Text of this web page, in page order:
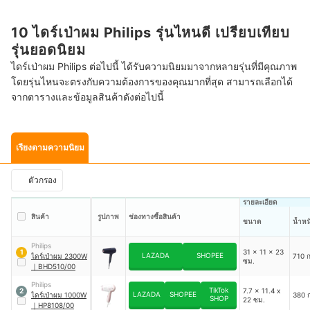
10 ไดร์เป่าผม Philips รุ่นไหนดี เปรียบเทียบ
รุ่นยอดนิยม
ไดร์เป่าผม Philips ต่อไปนี้ ได้รับความนิยมมาจากหลายรุ่นที่มีคุณภาพ
โดยรุ่นไหนจะตรงกับความต้องการของคุณมากที่สุด สามารถเลือกได้
จากตารางและข้อมูลสินค้าดังต่อไปนี้
เรียงตามความนิยม
ตัวกรอง
สินค้า รูปภาพ ช่องทางซื้อสินค้า
รายละเอียด
ขนาด น้ำห
1
Philips
ไดร์เป่าผม 2300W
｜ BHD510/00
LAZADA SHOPEE
31 x 11 x 23
ซม.
710
2
Philips
ไดร์เป่าผม 1000W
｜ HP8108/00
LAZADA SHOPEE
TikTok
SHOP
7.7 x 11.4 x
22 ซม.
380